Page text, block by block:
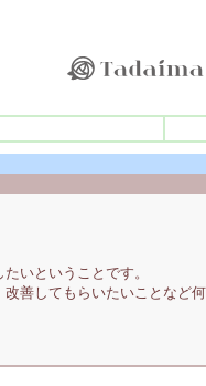
いということです。
善してもらいたいことなど